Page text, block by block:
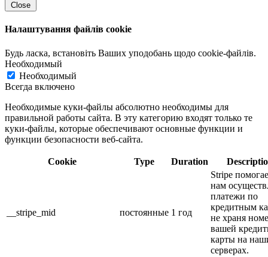
Close
Налаштування файлів cookie
Будь ласка, встановіть Ваших уподобань щодо cookie-файлів.
Необходимый
Необходимый
Всегда включено
Необходимые куки-файлы абсолютно необходимы для
правильной работы сайта. В эту категорию входят только те
куки-файлы, которые обеспечивают основные функции и
функции безопасности веб-сайта.
Cookie Type Duration
__stripe_mid постоянные 1 год
Stripe
нам
платежи по
кредитным
не храня
вашей
карты на
серверах.